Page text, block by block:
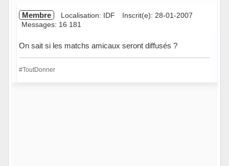
Membre Localisation: IDF
Inscrit(e): 28-01-2007
Messages: 16 181
On sait si les matchs amicaux seront diffusés ?
#ToutDonner